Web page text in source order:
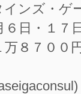
インズ・
日・１７
万８７００